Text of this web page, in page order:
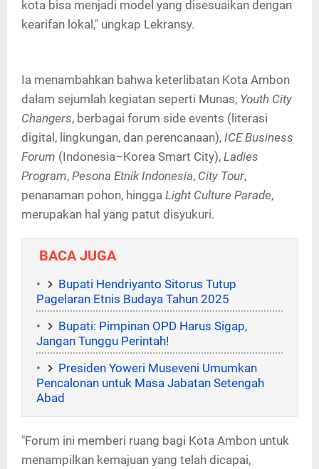
kota bisa menjadi model yang disesuaikan dengan
kearifan lokal," ungkap Lekransy.
Ia menambahkan bahwa keterlibatan Kota Ambon
dalam sejumlah kegiatan seperti Munas, Youth City
Changers, berbagai forum side events (literasi
digital, lingkungan, dan perencanaan), ICE Business
Forum (Indonesia–Korea Smart City), Ladies
Program, Pesona Etnik Indonesia, City Tour,
penanaman pohon, hingga Light Culture Parade,
merupakan hal yang patut disyukuri.
BACA JUGA
Bupati Hendriyanto Sitorus Tutup
Pagelaran Etnis Budaya Tahun 2025
Bupati: Pimpinan OPD Harus Sigap,
Jangan Tunggu Perintah!
Presiden Yoweri Museveni Umumkan
Pencalonan untuk Masa Jabatan Setengah
Abad
"Forum ini memberi ruang bagi Kota Ambon untuk
menampilkan kemajuan yang telah dicapai,